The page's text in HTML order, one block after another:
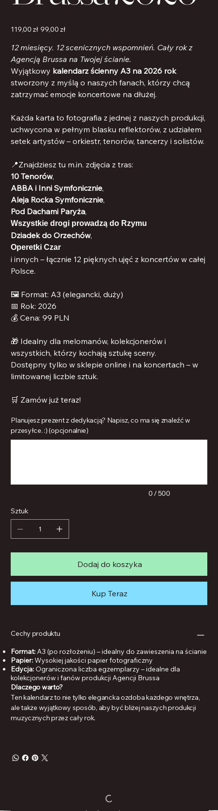
Pierwotna
cena
119,00 zł Cena
po
99,00 zł
12 miesięcy. 12 scenicznych wspomnień. Cały rok z
Agencją Brussa na Twojej ścianie.
Wyjątkowy kalendarz ścienny A3 na 2026 rok
stworzony z myślą o naszych fanach, którzy chcą
zatrzymać emocje koncertowe na dłużej.
Każda karta to fotografia z jednej z naszych produkcji,
uchwycona w pełnym blasku reflektorów, z udziałem
setek artystów – orkiestr, tenorów, tancerzy i solistów.
📍Znajdziesz tu m.in. zdjęcia z tras:
10 Tenorów,
ABBA i Inni Symfonicznie,
Aleja Rocka Symfonicznie,
Pod Dachami Paryża,
Wszystkie drogi prowadzą do Rzymu
Dziadek do Orzechów,
Operetki Czar
i innych – łącznie 12 pięknych ujęć z koncertów w całej
Polsce.
🖼 Format: A3 (elegancki, duży)
📅 Rok: 2026
💰 Cena: 99 PLN
🎁 Idealny dla melomanów, kolekcjonerów i
wszystkich, którzy kochają sztukę sceny.
Dostępny tylko w sklepie online i na koncertach – w
limitowanej liczbie sztuk.
🛒 Zamów już teraz!
Planujesz prezent z dedykacją? Napisz, co ma się znaleźć w
przesyłce. :) (opcjonalnie)
0 / 500
Sztuk
Dodaj do koszyka
Kup Teraz
Cechy produktu
Format:A3 (po rozłożeniu) – idealny do zawieszenia na ścianie
Papier:Wysokiej jakości papier fotograficzny
Edycja:Ograniczona liczba egzemplarzy – idealne dla
kolekcjonerów i fanów produkcji Agencji Brussa
Dlaczego warto?
Ten kalendarz to nie tylko elegancka ozdoba każdego wnętrza,
ale także wyjątkowy sposób, aby być bliżej naszych produkcji
muzycznych przez cały rok.